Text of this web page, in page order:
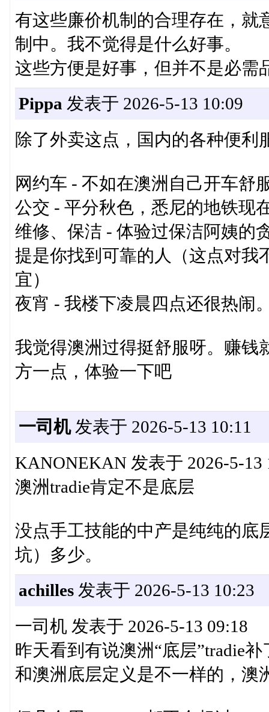
有这些廉价机制的合理存在，就
制中。我不觉得是什么好事。
这些方便是好事，但并不是必需
Pippa 发表于 2026-5-13 10:09
除了外卖这点，国内的各种便利
网约车 - 不如在澳洲自己开车舒
公交 - 平分秋色，悉尼的地铁现
维修、保洁 - 体验过保洁阿姨的
提是你找到可靠的人（这点对我
宜）
夜宵 - 我楼下凌晨四点还很热
我觉得澳洲过得挺舒服呀。赚钱
方一点，体验一下吧
一司机发表于 2026-5-13 10:11
KANONEKAN 发表于 2026-5-13
澳洲tradie肯定不是底层
没点手工技能的中产是纯纯的底
坑）多少。
achilles发表于 2026-5-13 10:23
一司机 发表于 2026-5-13 09:18
昨天看到有说澳洲“底层”tradie
和澳洲底层定义是不一样的，澳